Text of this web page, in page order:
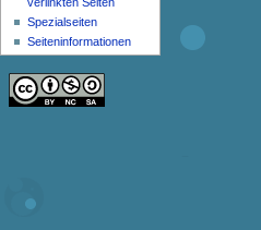
Spezialseiten
Seiten­­informationen